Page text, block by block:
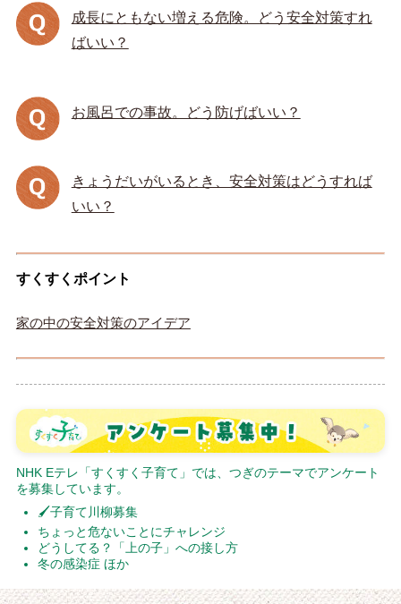
成長にともない増える危険。どう安全対策すれ
ばいい？
お風呂での事故。どう防げばいい？
きょうだいがいるとき、安全対策はどうすれば
いい？
すくすくポイント
家の中の安全対策のアイデア
NHK Eテレ「すくすく子育て」では、つぎのテーマでアンケート
を募集しています。
🖌子育て川柳募集
ちょっと危ないことにチャレンジ
どうしてる？「上の子」への接し方
冬の感染症 ほか